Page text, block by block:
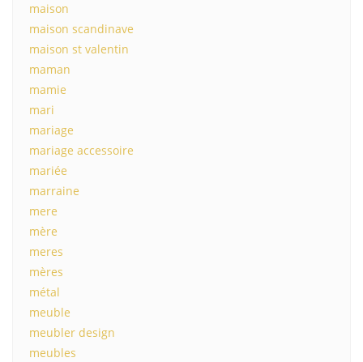
maison
maison scandinave
maison st valentin
maman
mamie
mari
mariage
mariage accessoire
mariée
marraine
mere
mère
meres
mères
métal
meuble
meubler design
meubles